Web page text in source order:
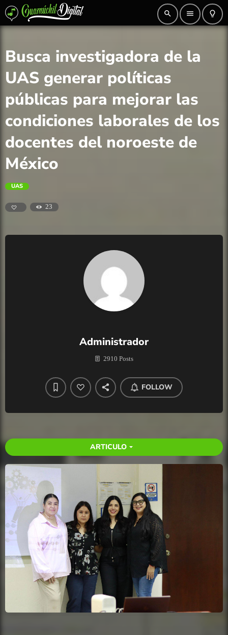
search menu lightbulb_outline
Busca investigadora de la
UAS generar políticas
públicas para mejorar las
condiciones laborales de los
docentes del noroeste de
México
UAS
23
Administrador
2910 Posts
FOLLOW
ARTICULO arrow_drop_down